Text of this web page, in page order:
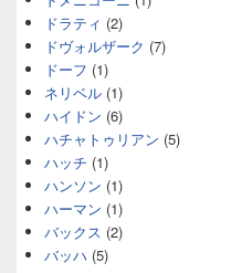
ドラティ (2)
ドヴォルザーク (7)
ドーフ (1)
ネリベル (1)
ハイドン (6)
ハチャトゥリアン (5)
ハッチ (1)
ハンソン (1)
ハーマン (1)
バックス (2)
バッハ (5)